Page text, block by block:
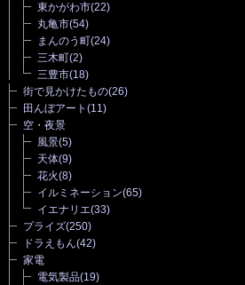
東かがわ市(22)
丸亀市(54)
まんのう町(24)
三木町(2)
三豊市(18)
街で見かけたもの(26)
田んぼアート (11)
空・夜景
風景(5)
天体(9)
花火(8)
イルミネーション(65)
イエナリエ(33)
プライズ(250)
ドラえもん(42)
家電
電気製品(19)